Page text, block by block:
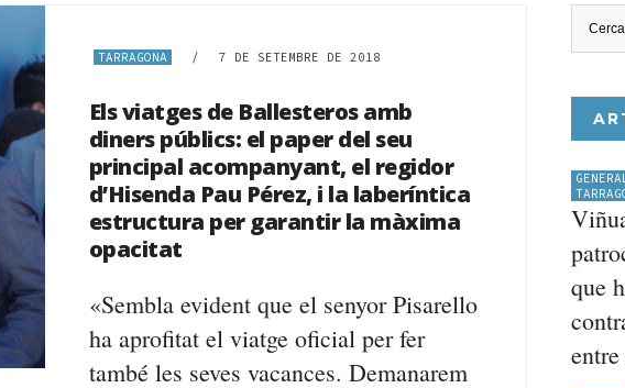
TARRAGONA / 7 DE SETEMBRE DE 2018
Els viatges de Ballesteros amb
diners públics: el paper del seu
principal acompanyant, el regidor
d’Hisenda Pau Pérez, i la laberíntica
estructura per garantir la màxima
opacitat
«Sembla evident que el senyor Pisarello
ha aprofitat el viatge oficial per fer
també les seves vacances. Demanarem
que
entre